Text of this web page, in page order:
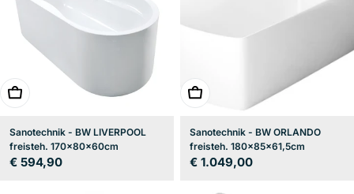
In den Warenkorb
Sanotechnik - BW LIVERPOOL
freisteh. 170x80x60cm
Regulärer
€ 594,90
In den Warenkorb
Sanotechnik - BW ORLANDO
freisteh. 180x85x61,5cm
Regulärer
€ 1.049,00